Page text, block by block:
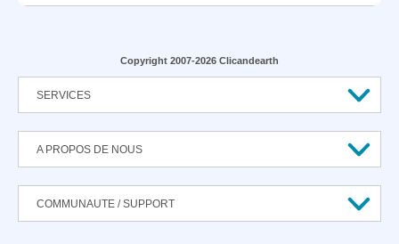
Copyright 2007-2026 Clicandearth
SERVICES
A PROPOS DE NOUS
COMMUNAUTE / SUPPORT